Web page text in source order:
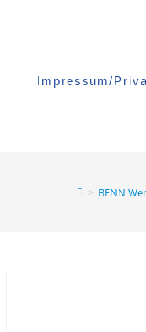
Impressum/
> BENN